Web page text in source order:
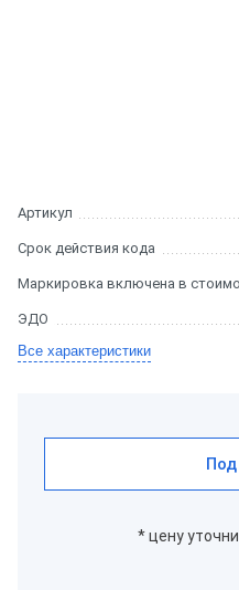
Артикул
Срок действия кода
Маркировка включена в
ЭДО
Все характеристики
Под
* цену